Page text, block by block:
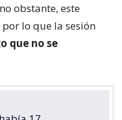
obstante, este
lo que la sesión
que no se